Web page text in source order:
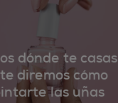
dónde te casas
diremos cómo
las uñas